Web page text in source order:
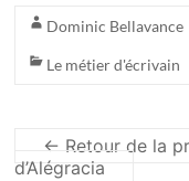
Dominic Bellavance
Le métier d'écrivain
← Retour de la
d’Alégracia